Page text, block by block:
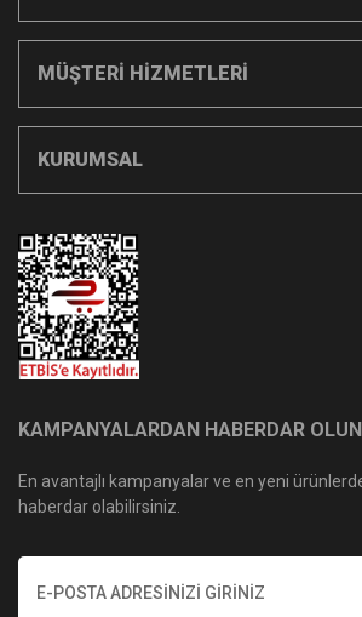
MÜŞTERİ HİZMETLERİ
KURUMSAL
KAMPANYALARDAN HABERDAR OLUN
En avantajlı kampanyalar ve en yeni
haberdar olabilirsiniz.